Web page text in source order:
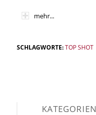
mehr...
SCHLAGWORTE: TOP SHOT
KATEGORIEN